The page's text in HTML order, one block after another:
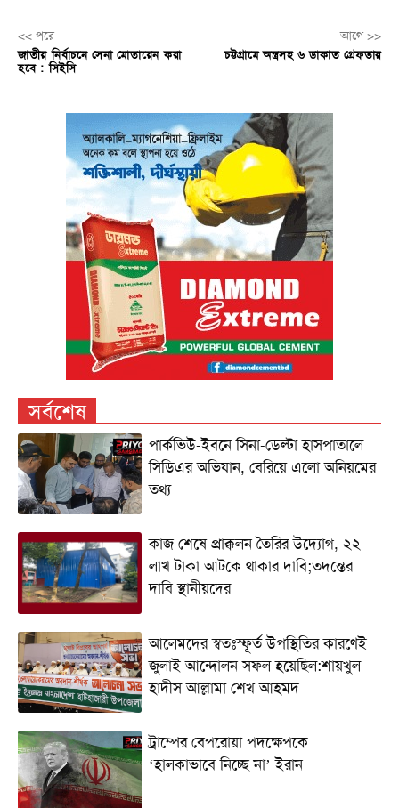
<< পরে
জাতীয় নির্বাচনে সেনা মোতায়েন করা
হবে : সিইসি
আগে >>
চট্টগ্রামে অস্ত্রসহ ৬ ডাকাত গ্রেফতার
সর্বশেষ
পার্কভিউ-ইবনে সিনা-ডেল্টা হাসপাতালে
সিডিএর অভিযান, বেরিয়ে এলো অনিয়মের
তথ্য
কাজ শেষে প্রাক্কলন তৈরির উদ্যোগ, ২২
লাখ টাকা আটকে থাকার দাবি;তদন্তের
দাবি স্থানীয়দের
আলেমদের স্বতঃস্ফূর্ত উপস্থিতির কারণেই
জুলাই আন্দোলন সফল হয়েছিল:শায়খুল
হাদীস আল্লামা শেখ আহমদ
ট্রাম্পের বেপরোয়া পদক্ষেপকে
‘হালকাভাবে নিচ্ছে না’ ইরান